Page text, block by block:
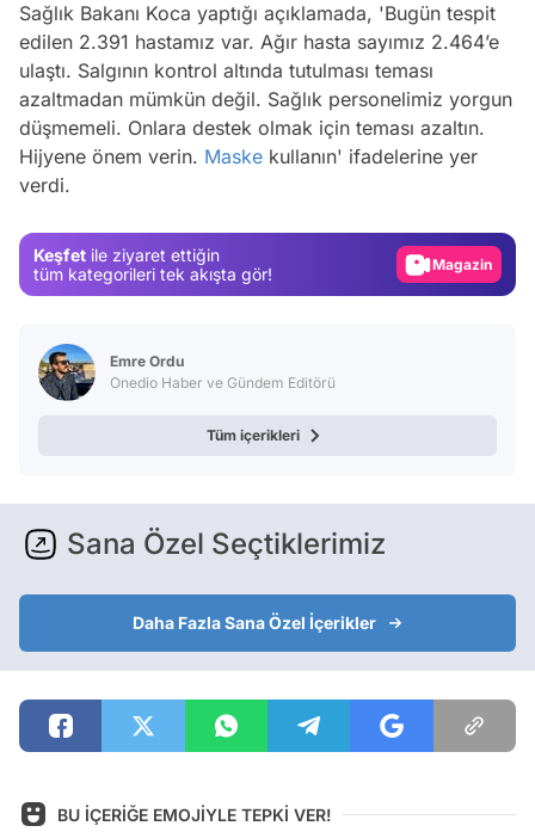
Sağlık Bakanı Koca yaptığı açıklamada, 'Bugün tespit
edilen 2.391 hastamız var. Ağır hasta sayımız 2.464’e
ulaştı. Salgının kontrol altında tutulması teması
azaltmadan mümkün değil. Sağlık personelimiz yorgun
düşmemeli. Onlara destek olmak için teması azaltın.
Hijyene önem verin. Maske kullanın' ifadelerine yer
verdi.
Keşfet ile ziyaret ettiğin
tüm kategorileri tek akışta gör!
Magazin
Emre Ordu
Onedio Haber ve Gündem Editörü
Tüm içerikleri
Sana Özel Seçtiklerimiz
Daha Fazla Sana Özel İçerikler
BU İÇERİĞE EMOJİYLE TEPKİ VER!